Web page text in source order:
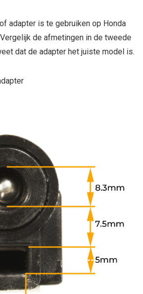
adapter is te gebruiken op Honda
de afmetingen in de tweede
dat de adapter het juiste model is.